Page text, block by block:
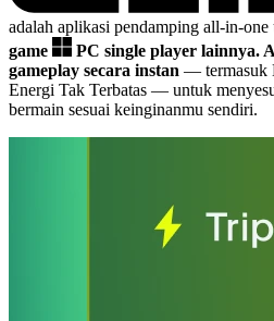
adalah aplikasi pendamping all-in-one
game
PC single player lainnya.
gameplay secara instan — termasuk
Energi Tak Terbatas — untuk
bermain sesuai keinginanmu sendiri.